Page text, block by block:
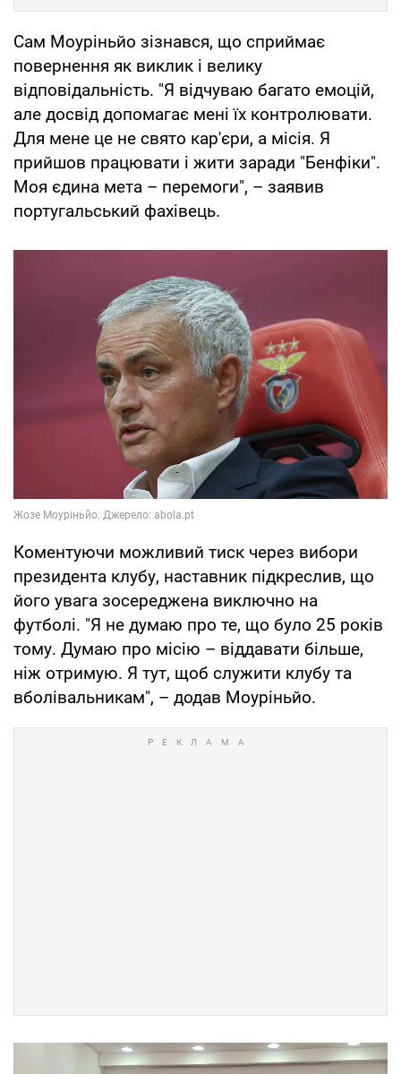
Сам Моуріньйо зізнався, що сприймає
повернення як виклик і велику
відповідальність. "Я відчуваю багато емоцій,
але досвід допомагає мені їх контролювати.
Для мене це не свято кар'єри, а місія. Я
прийшов працювати і жити заради "Бенфіки".
Моя єдина мета – перемоги", – заявив
португальський фахівець.
Коментуючи можливий тиск через вибори
президента клубу, наставник підкреслив, що
його увага зосереджена виключно на
футболі. "Я не думаю про те, що було 25 років
тому. Думаю про місію – віддавати більше,
ніж отримую. Я тут, щоб служити клубу та
вболівальникам", – додав Моуріньйо.